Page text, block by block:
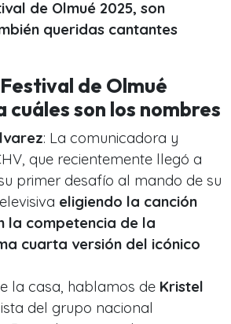
de Olmué 2025, son
queridas cantantes
de Olmué
cuáles son los nombres
: La comunicadora y
que recientemente llegó a
primer desafío al mando de su
eligiendo la canción
la competencia de la
cuarta versión del icónico
la casa, hablamos de Kristel
del grupo nacional